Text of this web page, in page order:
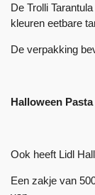
De Trolli
kleuren eetbare
De verpakking
Halloween Pasta
Ook heeft Lidl
Een zakje van